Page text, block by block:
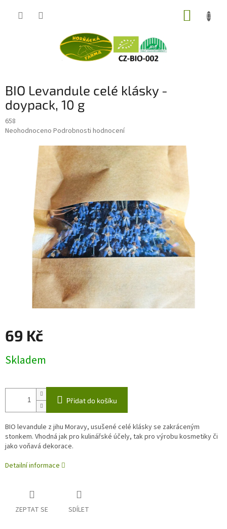
BIO Levandule celé klásky -
doypack, 10 g
658
Průměrné
hvězdiček.
Neohodnoceno Podrobnosti hodnocení
69 Kč
cena:
Skladem
Přidat do košíku
BIO levandule z jihu Moravy, usušené celé klásky se zakráceným
stonkem. Vhodná jak pro kulinářské účely, tak pro výrobu kosmetiky či
jako voňavá dekorace.
Detailní informace
ZEPTAT SE SDÍLET